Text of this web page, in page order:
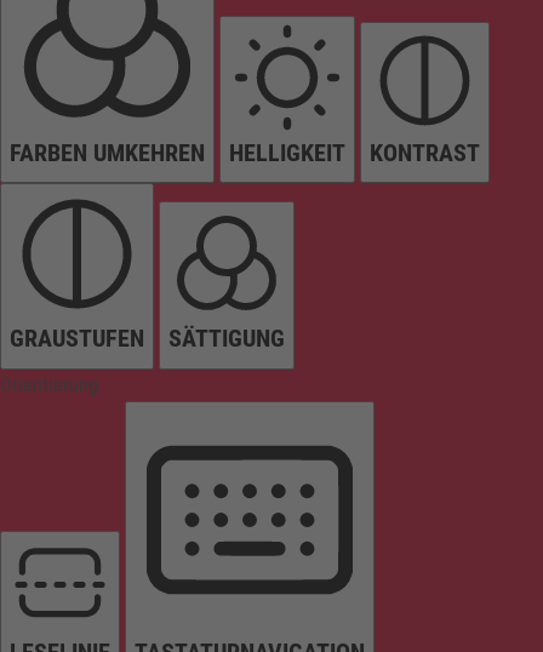
FARBEN UMKEHREN HELLIGKEIT KONTRAST
GRAUSTUFEN SÄTTIGUNG
Orientierung